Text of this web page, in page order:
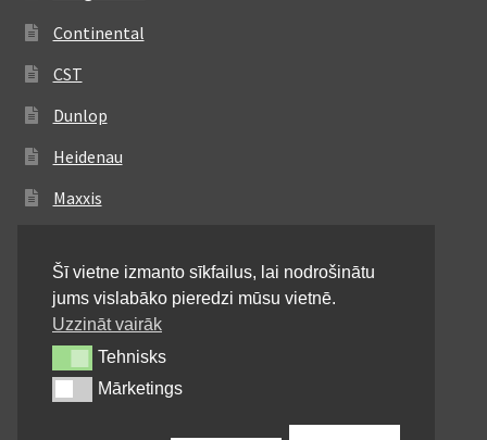
Continental
CST
Dunlop
Heidenau
Maxxis
Michelin
Mitas
Pirelli
Shinko
Šī vietne izmanto sīkfailus, lai nodrošinātu
jums vislabāko pieredzi mūsu vietnē.
Uzzināt vairāk
TehnisksTehnisks
MārketingsMārketings